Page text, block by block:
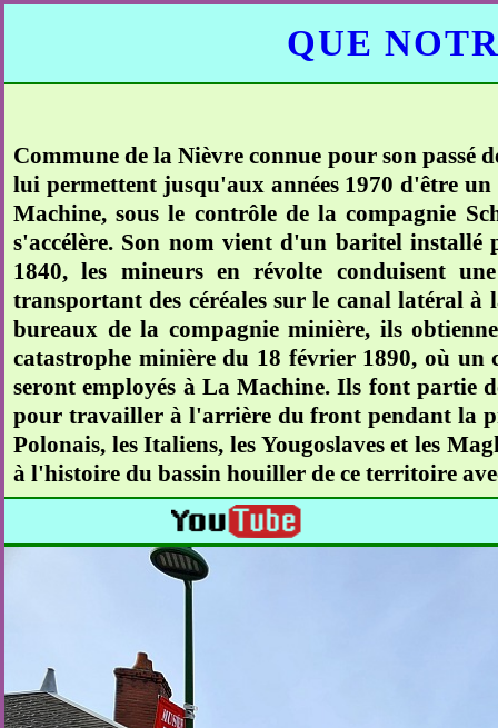
QUE
Commune de la Nièvre connue pour son
lui permettent jusqu'aux années 1970 d'être
Machine, sous le contrôle de la compagnie
s'accélère. Son nom vient d'un baritel
1840, les mineurs en révolte conduisent
transportant des céréales sur le canal latéral à
bureaux de la compagnie minière, ils
catastrophe minière du 18 février 1890, où
seront employés à La Machine. Ils font partie
pour travailler à l'arrière du front pendant la
Polonais, les Italiens, les Yougoslaves et les
à l'histoire du bassin houiller de ce territoire